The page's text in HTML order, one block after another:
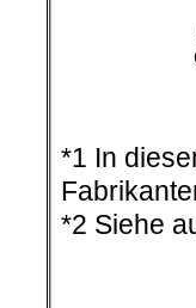
*1 In
*2 Siehe